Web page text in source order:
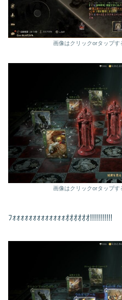
画像はクリックorタップす
画像はクリックorタップす
ﾌｫｫｫｫｫｫｫｫｫｫｫｫｫｵｵｵｵｵｵ!!!!!!!!!!!